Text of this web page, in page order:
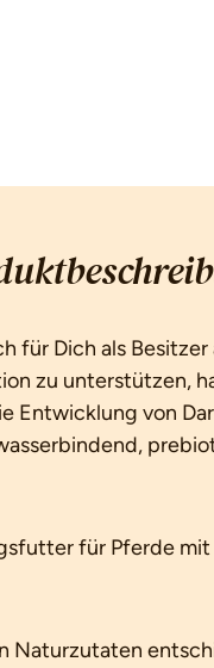
für Dich als
zu unterstützen,
Entwicklung von
für Pferde mit
Naturzutaten